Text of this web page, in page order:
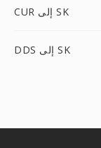
CUR إلى SK
DDS إلى SK